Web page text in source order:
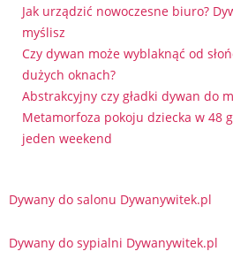
Jak urządzić nowoczesne biuro?
myślisz
Czy dywan może wyblaknąć od
dużych oknach?
Abstrakcyjny czy gładki dywan do
Metamorfoza pokoju dziecka w 48
jeden weekend
Dywany do salonu Dywanywitek.pl
Dywany do sypialni Dywanywitek.pl